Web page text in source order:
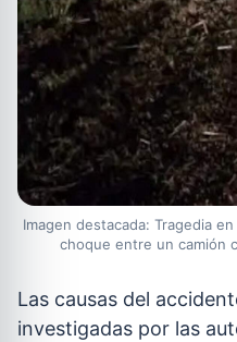
Imagen destacada: Tragedia
choque entre un camión
Las causas del
investigadas por las